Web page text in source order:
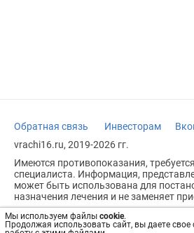
Мы используем файлы cookie.
Продолжая использовать сайт, вы даете свое
Обратная связь Инвесторам
vrachi16.ru, 2019-2026 гг.
Имеются противопоказания,
специалиста. Информация,
может быть использована для
назначения лечения и не заменяет
Возрастное ограничение: 18+